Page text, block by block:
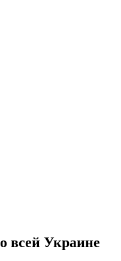
всей Украине